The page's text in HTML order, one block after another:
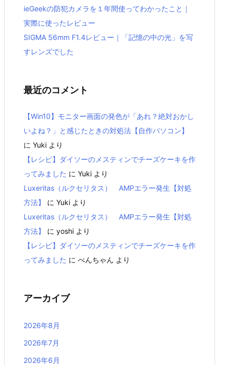
ieGeekの防犯カメラを１年間使ってわかったこと｜
実際に使ったレビュー
SIGMA 56mm F1.4レビュー｜「記憶の中の光」を写
すレンズでした
最近のコメント
【Win10】モニター画面の発色が「あれ？絶対おかし
いよね？」と感じたときの対処法【自作パソコン】
に Yuki より
【レシピ】ダイソーのメスティンでチーズケーキを作
ってみました に Yuki より
Luxeritas（ルクセリタス） AMPエラー発生【対処
方法】
に Yuki より
Luxeritas（ルクセリタス） AMPエラー発生【対処
方法】
に yoshi より
【レシピ】ダイソーのメスティンでチーズケーキを作
ってみました に べんちゃん より
アーカイブ
2026年8月
2026年7月
2026年6月